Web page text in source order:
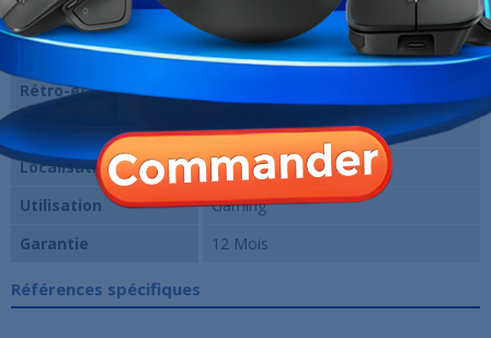
Clavier mécanique
Type de touches
Beige Switch
Rétro-éclairage
Norme du clavier
QWERTY (US)
Localisation
Anglais
Utilisation
Gaming
Garantie
12 Mois
Références spécifiques